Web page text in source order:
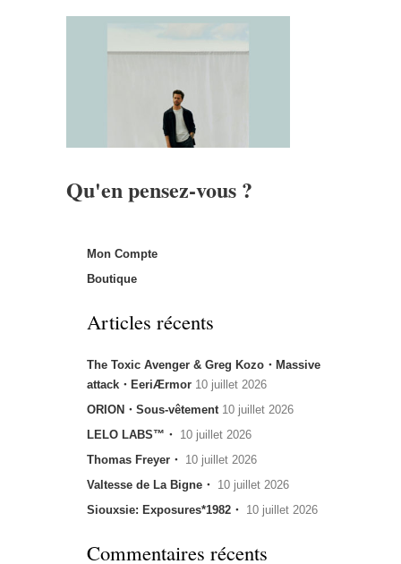
Qu'en pensez-vous ?
Mon Compte
Boutique
Articles récents
The Toxic Avenger & Greg Kozo・Massive
attack・EeriÆrmor 10 juillet 2026
ORION・Sous-vêtement 10 juillet 2026
LELO LABS™・ 10 juillet 2026
Thomas Freyer・ 10 juillet 2026
Valtesse de La Bigne・ 10 juillet 2026
Siouxsie: Exposures*1982・ 10 juillet 2026
Commentaires récents